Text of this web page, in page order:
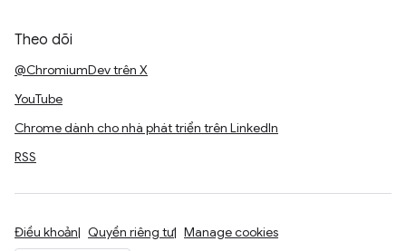
Theo dõi
@ChromiumDev trên X
YouTube
Chrome dành cho nhà phát triển trên LinkedIn
RSS
Điều khoản Quyền riêng tư Manage cookies